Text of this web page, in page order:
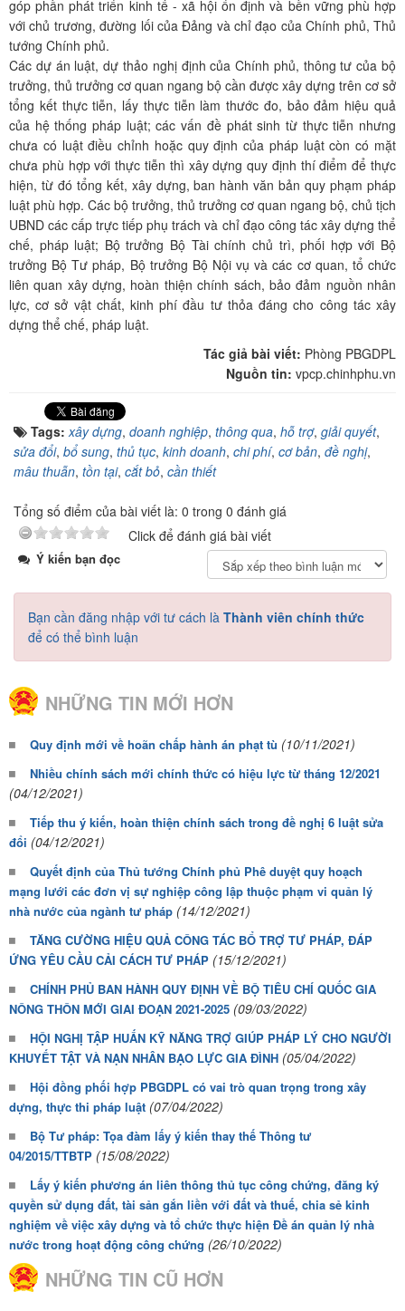
góp phần phát triển kinh tế - xã hội ổn định và bền vững phù hợp
với chủ trương, đường lối của Đảng và chỉ đạo của Chính phủ, Thủ
tướng Chính phủ.
Các dự án luật, dự thảo nghị định của Chính phủ, thông tư của bộ
trưởng, thủ trưởng cơ quan ngang bộ cần được xây dựng trên cơ sở
tổng kết thực tiễn, lấy thực tiễn làm thước đo, bảo đảm hiệu quả
của hệ thống pháp luật; các vấn đề phát sinh từ thực tiễn nhưng
chưa có luật điều chỉnh hoặc quy định của pháp luật còn có mặt
chưa phù hợp với thực tiễn thì xây dựng quy định thí điểm để thực
hiện, từ đó tổng kết, xây dựng, ban hành văn bản quy phạm pháp
luật phù hợp. Các bộ trưởng, thủ trưởng cơ quan ngang bộ, chủ tịch
UBND các cấp trực tiếp phụ trách và chỉ đạo công tác xây dựng thể
chế, pháp luật; Bộ trưởng Bộ Tài chính chủ trì, phối hợp với Bộ
trưởng Bộ Tư pháp, Bộ trưởng Bộ Nội vụ và các cơ quan, tổ chức
liên quan xây dựng, hoàn thiện chính sách, bảo đảm nguồn nhân
lực, cơ sở vật chất, kinh phí đầu tư thỏa đáng cho công tác xây
dựng thể chế, pháp luật.
Tác giả bài viết: Phòng PBGDPL
Nguồn tin: vpcp.chinhphu.vn
Tags:xây dựng, doanh nghiệp, thông qua, hỗ trợ, giải quyết,
sửa đổi, bổ sung, thủ tục, kinh doanh, chi phí, cơ bản, đề nghị,
mâu thuẫn, tồn tại, cắt bỏ, cần thiết
Tổng số điểm của bài viết là: 0 trong 0 đánh giá
Click để đánh giá bài viết
Ý kiến bạn đọc
Bạn cần đăng nhập với tư cách là Thành viên chính thức
để có thể bình luận
NHỮNG TIN MỚI HƠN
Quy định mới về hoãn chấp hành án phạt tù (10/11/2021)
Nhiều chính sách mới chính thức có hiệu lực từ tháng 12/2021
(04/12/2021)
Tiếp thu ý kiến, hoàn thiện chính sách trong đề nghị 6 luật sửa
đổi (04/12/2021)
Quyết định của Thủ tướng Chính phủ Phê duyệt quy hoạch
mạng lưới các đơn vị sự nghiệp công lập thuộc phạm vi quản lý
nhà nước của ngành tư pháp (14/12/2021)
TĂNG CƯỜNG HIỆU QUẢ CÔNG TÁC BỔ TRỢ TƯ PHÁP, ĐÁP
ỨNG YÊU CẦU CẢI CÁCH TƯ PHÁP (15/12/2021)
CHÍNH PHỦ BAN HÀNH QUY ĐỊNH VỀ BỘ TIÊU CHÍ QUỐC GIA
NÔNG THÔN MỚI GIAI ĐOẠN 2021-2025 (09/03/2022)
HỘI NGHỊ TẬP HUẤN KỸ NĂNG TRỢ GIÚP PHÁP LÝ CHO NGƯỜI
KHUYẾT TẬT VÀ NẠN NHÂN BẠO LỰC GIA ĐÌNH (05/04/2022)
Hội đồng phối hợp PBGDPL có vai trò quan trọng trong xây
dựng, thực thi pháp luật (07/04/2022)
Bộ Tư pháp: Tọa đàm lấy ý kiến thay thế Thông tư
04/2015/TTBTP (15/08/2022)
Lấy ý kiến phương án liên thông thủ tục công chứng, đăng ký
quyền sử dụng đất, tài sản gắn liền với đất và thuế, chia sẻ kinh
nghiệm về việc xây dựng và tổ chức thực hiện Đề án quản lý nhà
nước trong hoạt động công chứng (26/10/2022)
NHỮNG TIN CŨ HƠN